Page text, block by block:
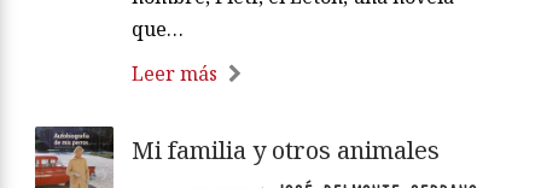
que…
Leer más
Mi familia y otros animales